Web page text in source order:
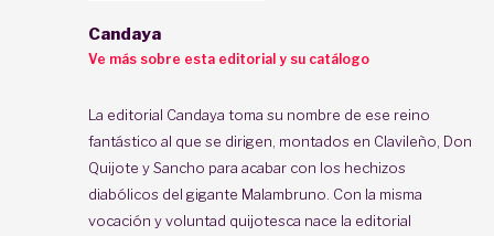
Candaya
Ve más sobre esta editorial y su catálogo
La editorial Candaya toma su nombre de ese reino
fantástico al que se dirigen, montados en Clavileño, Don
Quijote y Sancho para acabar con los hechizos
diabólicos del gigante Malambruno. Con la misma
vocación y voluntad quijotesca nace la editorial